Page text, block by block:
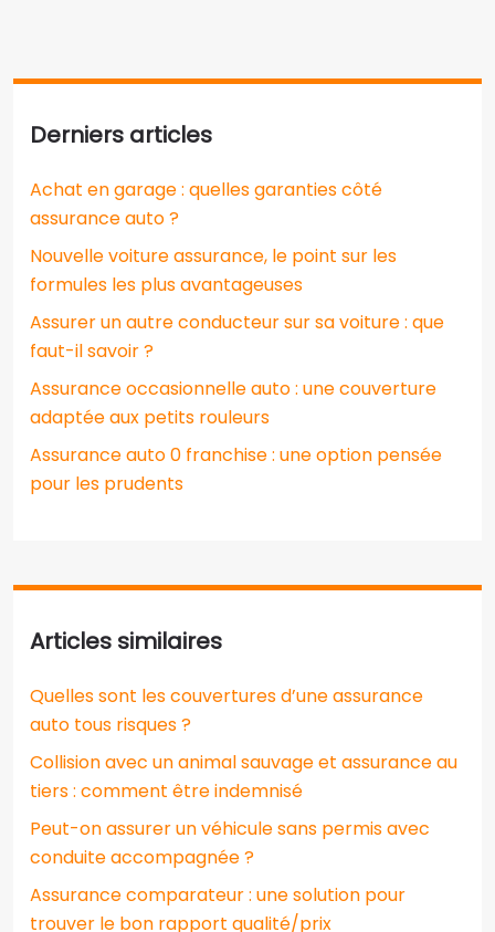
Derniers articles
Achat en garage : quelles garanties côté
assurance auto ?
Nouvelle voiture assurance, le point sur les
formules les plus avantageuses
Assurer un autre conducteur sur sa voiture : que
faut-il savoir ?
Assurance occasionnelle auto : une couverture
adaptée aux petits rouleurs
Assurance auto 0 franchise : une option pensée
pour les prudents
Articles similaires
Quelles sont les couvertures d’une assurance
auto tous risques ?
Collision avec un animal sauvage et assurance au
tiers : comment être indemnisé
Peut-on assurer un véhicule sans permis avec
conduite accompagnée ?
Assurance comparateur : une solution pour
trouver le bon rapport qualité/prix